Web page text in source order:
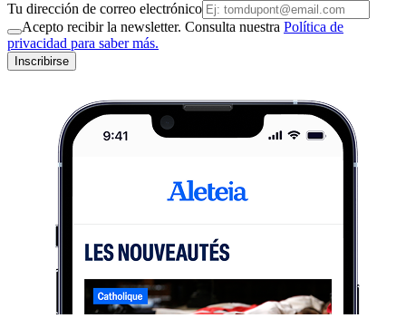
Tu dirección de correo electrónico
Acepto recibir la newsletter. Consulta nuestra Política de
privacidad para saber más.
Inscribirse